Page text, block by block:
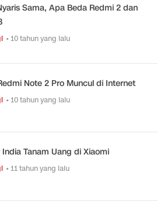
Sama, Apa Beda Redmi 2 dan
• 10 tahun yang lalu
Note 2 Pro Muncul di Internet
• 10 tahun yang lalu
India Tanam Uang di Xiaomi
• 11 tahun yang lalu